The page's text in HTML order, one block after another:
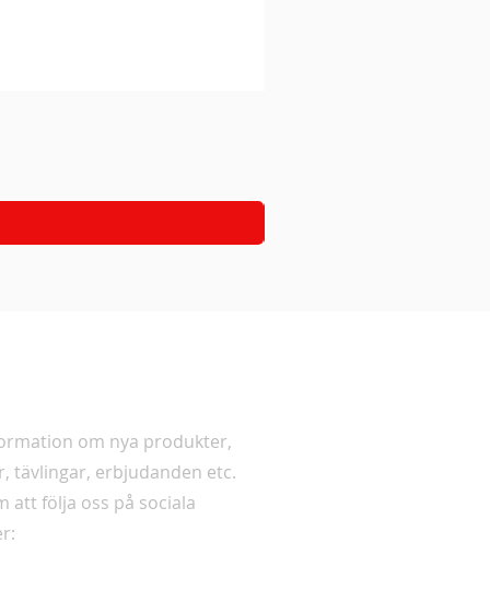
om nya produkter,
tävlingar, erbjudanden etc.
att följa oss på sociala